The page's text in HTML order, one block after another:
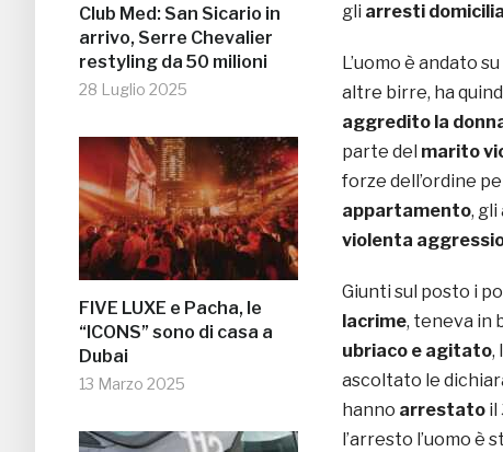
Club Med: San Sicario in
arrivo, Serre Chevalier
restyling da 50 milioni
28 Luglio 2025
FIVE LUXE e Pacha, le
“ICONS” sono di casa a
Dubai
13 Marzo 2025
gli arresti
L’uomo è andato
altre birre, ha
aggredito la
parte del marito
forze dell’ordine
appartamento,
violenta
Giunti sul posto i
lacrime, teneva in
ubriaco e agitato,
ascoltato le
hanno arrestato il
l’arresto l’uomo è